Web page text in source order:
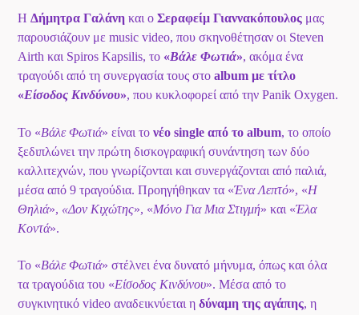
ΗΔήμητρα Γαλάνη και οΣεραφείμ Γιαννακόπουλος μας
παρουσιάζουν με music video, που σκηνοθέτησαν οι Steven
Airth και Spiros Kapsilis, το «Βάλε Φωτιά», ακόμα ένα
τραγούδι από τη συνεργασία τους στο album με τίτλο
«Είσοδος Κινδύνου», που κυκλοφορεί από την Panik Οxygen.
Το «Βάλε Φωτιά» είναι τονέο single από το album, το οποίο
ξεδιπλώνει την πρώτη δισκογραφική συνάντηση των δύο
καλλιτεχνών, που γνωρίζονται και συνεργάζονται από παλιά,
μέσα από 9 τραγούδια. Προηγήθηκαν τα «Ένα Λεπτό», «Η
Θηλιά», «Δον Κιχώτης», «Μόνο Για Μια Στιγμή» και «Έλα
Κοντά».
Το «Βάλε Φωτιά» στέλνει ένα δυνατό μήνυμα, όπως και όλα
τα τραγούδια του «Είσοδος Κινδύνου». Μέσα από το
συγκινητικό video αναδεικνύεται ηδύναμη της αγάπης, η